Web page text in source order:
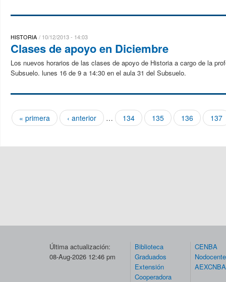
HISTORIA 10/12/2013 - 14:03
Clases de apoyo en Diciembre
Los nuevos horarios de las clases de apoyo de Historia a cargo de la
Subsuelo. lunes 16 de 9 a 14:30 en el aula 31 del Subsuelo.
Páginas
« primera ‹ anterior … 134 135 136 137
Última actualización:
08-Aug-2026 12:46 pm
Biblioteca
Graduados
Extensión
Cooperadora
CENBA
AEXCNBA